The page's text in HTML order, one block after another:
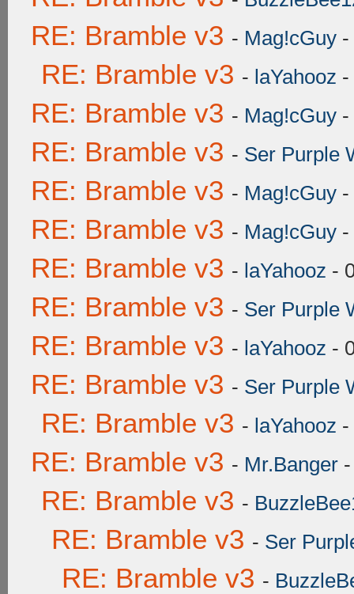
RE: Bramble v3 - Mag!cGuy -
RE: Bramble v3 - laYahooz -
RE: Bramble v3 - Mag!cGuy -
RE: Bramble v3 - Ser Purple
RE: Bramble v3 - Mag!cGuy -
RE: Bramble v3 - Mag!cGuy -
RE: Bramble v3 - laYahooz -
RE: Bramble v3 - Ser Purple
RE: Bramble v3 - laYahooz -
RE: Bramble v3 - Ser Purple
RE: Bramble v3 - laYahooz -
RE: Bramble v3 - Mr.Banger
RE: Bramble v3 -
RE: Bramble v3 - Ser
RE: Bramble v3 -